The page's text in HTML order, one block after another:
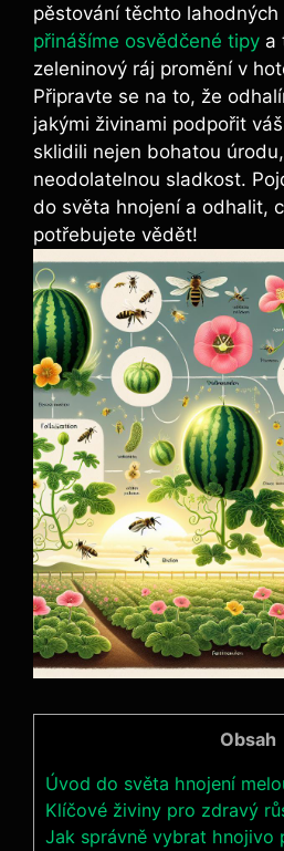
pěstování těchto
přinášíme osvědčené tipy a
zeleninový ráj promění v
Připravte se na to, že
jakými živinami‌ podpořit
sklidili nejen⁤ bohatou
neodolatelnou sladkost.
do světa ⁣hnojení a odhalit,
potřebujete vědět!
Obsah
Úvod do světa hnojení
Klíčové živiny pro zdravý
Jak správně vybrat hnojivo